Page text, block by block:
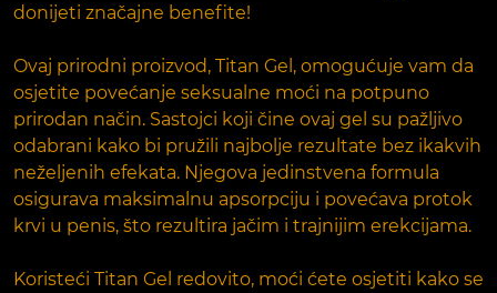
donijeti značajne benefite!
Ovaj prirodni proizvod, Titan Gel, omogućuje vam da
osjetite povećanje seksualne moći na potpuno
prirodan način. Sastojci koji čine ovaj gel su pažljivo
odabrani kako bi pružili najbolje rezultate bez ikakvih
neželjenih efekata. Njegova jedinstvena formula
osigurava maksimalnu apsorpciju i povećava protok
krvi u penis, što rezultira jačim i trajnijim erekcijama.
Koristeći Titan Gel redovito, moći ćete osjetiti kako se